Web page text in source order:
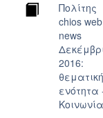
Πολίτης
chios web
news
2016:
θεματική
ενότητα
Κοινωνία